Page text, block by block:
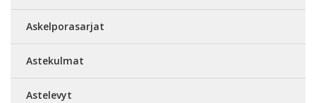
Askelporasarjat
Astekulmat
Astelevyt